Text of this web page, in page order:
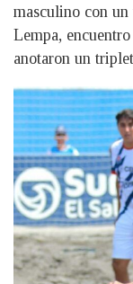
masculino con
Lempa,
anotaron un